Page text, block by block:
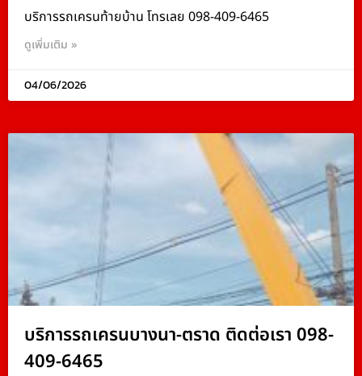
บริการรถเครนท้ายบ้าน โทรเลย 098-409-6465
ดูเพิ่มเติม »
04/06/2026
บริการรถเครนบางนา-ตราด ติดต่อเรา 098-
409-6465